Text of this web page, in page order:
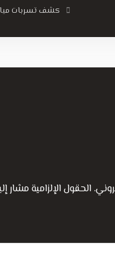
كشف تسربات
الحقول الإلزامية مشار